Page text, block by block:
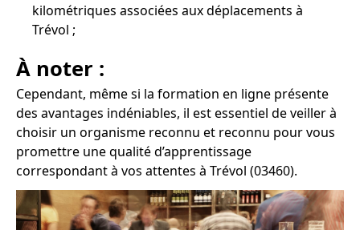
kilométriques associées aux déplacements à
Trévol ;
À noter :
Cependant, même si la formation en ligne présente
des avantages indéniables, il est essentiel de veiller à
choisir un organisme reconnu et reconnu pour vous
promettre une qualité d’apprentissage
correspondant à vos attentes à Trévol (03460).